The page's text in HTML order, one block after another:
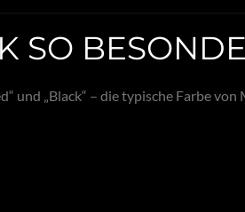
SO
und „Black“ – die typische Farbe